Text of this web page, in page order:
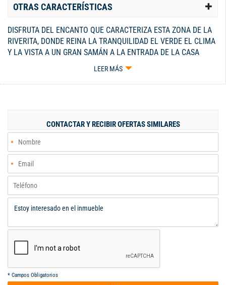
OTRAS CARACTERÍSTICAS
DISFRUTA DEL ENCANTO QUE CARACTERIZA ESTA ZONA DE LA
RIVERITA, DONDE REINA LA TRANQUILIDAD EL VERDE EL CLIMA
Y LA VISTA A UN GRAN SAMÁN A LA ENTRADA DE LA CASA
CERCA AL LAGO, ENCUENTRAS ESTA MAGNÍFICA CASA CON
UN LOTE DE 2.000 METROS Y CONSTRUIDOS 400 METROS EN
CON BAÑO, SALA COMEDOR ESTUDIO ESTAR, COCINA INTEGRAL
ALCOBA DE SERVICIO, ZONA DE ROPAS, PATIO HORNAMENTAL ,
AGUA DE LA PARCELACIÓN CON VIGILANCIA INCLUÍDA, GAS
PROPANO, ENERGÍA DE EMCALI, PARQUEADERO PARA CINCO
CARROS, CALLE CERRADA.
LEER MÁS
CONTACTAR Y RECIBIR OFERTAS SIMILARES
* Campos Obligatorios